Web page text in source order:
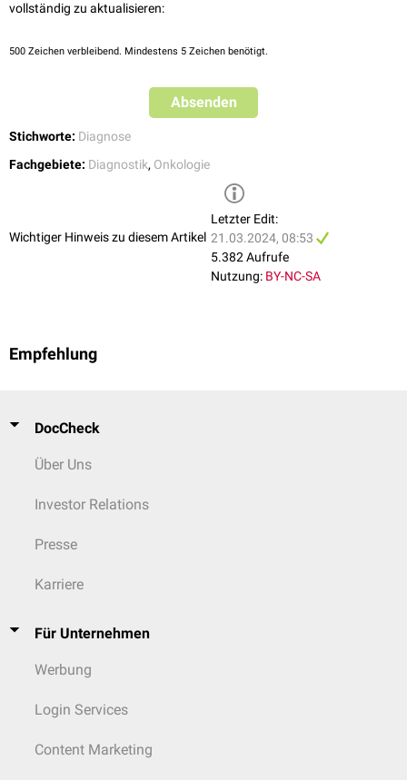
vollständig zu aktualisieren:
500 Zeichen verbleibend. Mindestens 5 Zeichen benötigt.
Absenden
Stichworte: Diagnose
Fachgebiete: Diagnostik, Onkologie
Wichtiger Hinweis zu diesem Artikel
Letzter Edit:
21.03.2024, 08:53
5.382 Aufrufe
Nutzung: BY-NC-SA
Empfehlung
DocCheck
Über Uns
Investor Relations
Presse
Karriere
Für Unternehmen
Werbung
Login Services
Content Marketing